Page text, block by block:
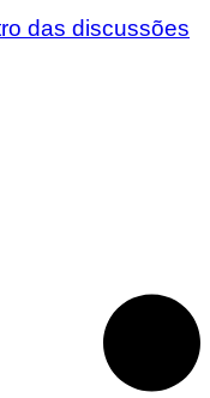
das discussões